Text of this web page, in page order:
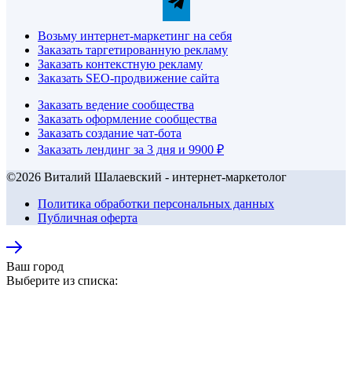
Возьму интернет-маркетинг на себя
Заказать таргетированную рекламу
Заказать контекстную рекламу
Заказать SEO-продвижение сайта
Заказать ведение сообщества
Заказать оформление сообщества
Заказать создание чат-бота
Заказать лендинг за 3 дня и 9900 ₽
©2026 Виталий Шалаевский - интернет-маркетолог
Политика обработки персональных данных
Публичная оферта
Ваш город
Выберите из списка: